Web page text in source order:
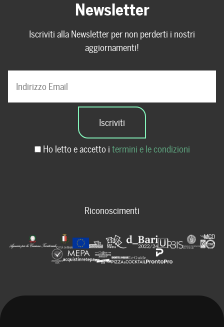
Newsletter
Iscriviti alla Newsletter per non perderti i nostri
aggiornamenti!
Ho letto e accetto i termini e le condizioni
Riconoscimenti